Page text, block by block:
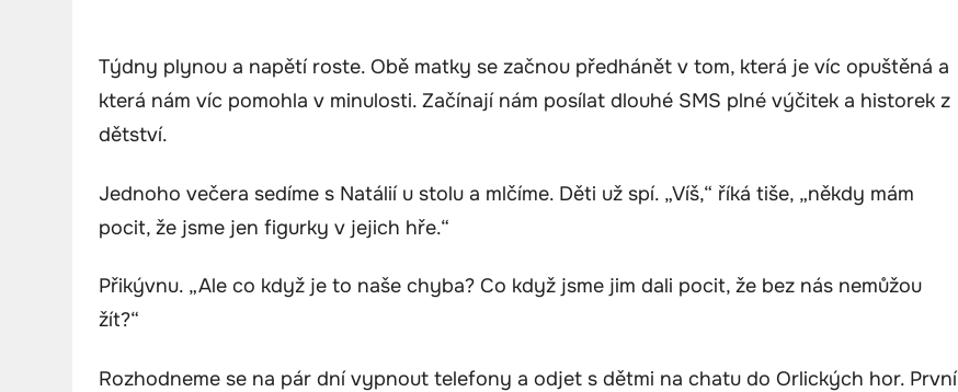
Týdny plynou a napětí roste. Obě matky se začnou předhánět v tom, která je víc opuštěná a
která nám víc pomohla v minulosti. Začínají nám posílat dlouhé SMS plné výčitek a historek z
dětství.
Jednoho večera sedíme s Natálií u stolu a mlčíme. Děti už spí. „Víš,“ říká tiše, „někdy mám
pocit, že jsme jen figurky v jejich hře.“
Přikývnu. „Ale co když je to naše chyba? Co když jsme jim dali pocit, že bez nás nemůžou
žít?“
Rozhodneme se na pár dní vypnout telefony a odjet s dětmi na chatu do Orlických hor. První